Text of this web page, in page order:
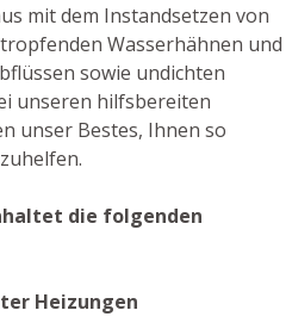
mit dem Instandsetzen von
Wasserhähnen und
sowie undichten
unseren hilfsbereiten
unser Bestes, Ihnen so
die folgenden
Heizungen